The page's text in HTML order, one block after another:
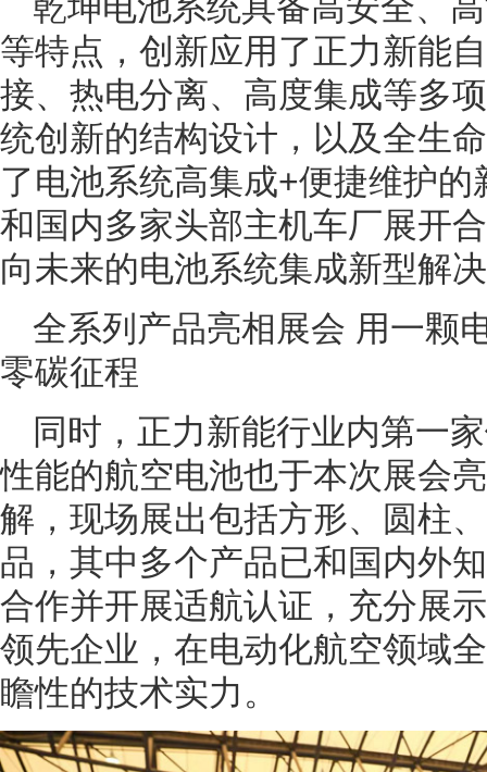
等特点，创新应用了正力新能
接、热电分离、高度集成等多
统创新的结构设计，以及全生
了电池系统高集成+便捷维护
和国内多家头部主机车厂展开
向未来的电池系统集成新型解
全系列产品亮相展会 用一颗
零碳征程
同时，正力新能行业内第一
性能的航空电池也于本次展会
解，现场展出包括方形、圆柱
品，其中多个产品已和国内外
合作并开展适航认证，充分展
领先企业，在电动化航空领域
瞻性的技术实力。